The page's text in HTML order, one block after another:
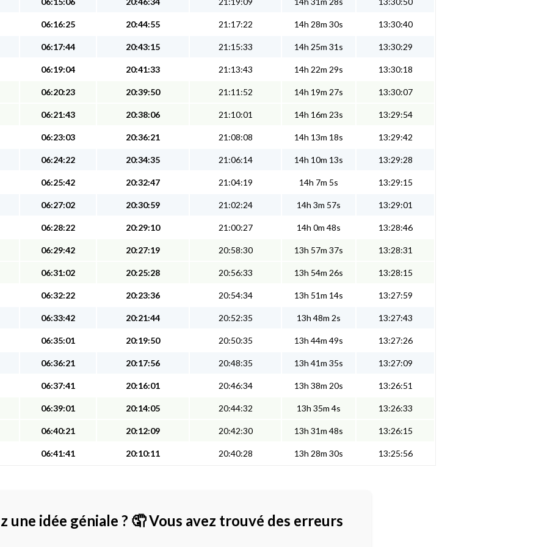
06:16:25 20:44:55 21:17:22 14h 28m 30s 13:30:40
06:17:44 20:43:15 21:15:33 14h 25m 31s 13:30:29
06:19:04 20:41:33 21:13:43 14h 22m 29s 13:30:18
06:20:23 20:39:50 21:11:52 14h 19m 27s 13:30:07
06:21:43 20:38:06 21:10:01 14h 16m 23s 13:29:54
06:23:03 20:36:21 21:08:08 14h 13m 18s 13:29:42
06:24:22 20:34:35 21:06:14 14h 10m 13s 13:29:28
06:25:42 20:32:47 21:04:19 14h 7m 5s 13:29:15
06:27:02 20:30:59 21:02:24 14h 3m 57s 13:29:01
06:28:22 20:29:10 21:00:27 14h 0m 48s 13:28:46
06:29:42 20:27:19 20:58:30 13h 57m 37s 13:28:31
06:31:02 20:25:28 20:56:33 13h 54m 26s 13:28:15
06:32:22 20:23:36 20:54:34 13h 51m 14s 13:27:59
06:33:42 20:21:44 20:52:35 13h 48m 2s 13:27:43
06:35:01 20:19:50 20:50:35 13h 44m 49s 13:27:26
06:36:21 20:17:56 20:48:35 13h 41m 35s 13:27:09
06:37:41 20:16:01 20:46:34 13h 38m 20s 13:26:51
06:39:01 20:14:05 20:44:32 13h 35m 4s 13:26:33
06:40:21 20:12:09 20:42:30 13h 31m 48s 13:26:15
06:41:41 20:10:11 20:40:28 13h 28m 30s 13:25:56
une idée géniale ? 🤦 Vous avez trouvé des erreurs